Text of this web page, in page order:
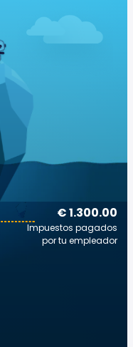
€ 1.300.00
Impuestos pagados
por tu empleador